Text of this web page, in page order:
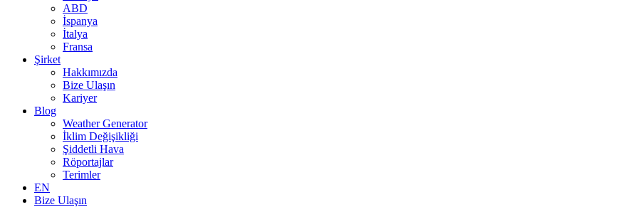
ABD
İspanya
İtalya
Fransa
Şirket
Hakkımızda
Bize Ulaşın
Kariyer
Blog
Weather Generator
İklim Değişikliği
Şiddetli Hava
Röportajlar
Terimler
EN
Bize Ulaşın